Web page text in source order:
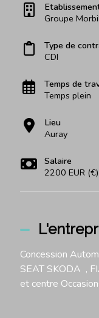
Groupe
Type de
CDI
Temps de
Temps plein
Lieu
Auray
Salaire
2200 EUR
Concession
SEAT SKODA ,
et centre